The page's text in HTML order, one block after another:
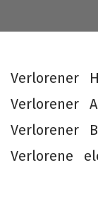
Verlorener H
Verlorener A
Verlorener B
Verlorene el